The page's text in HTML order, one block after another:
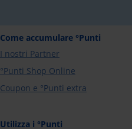
Come accumulare °Punti
I nostri Partner
°Punti Shop Online
Coupon e °Punti extra
Utilizza i °Punti